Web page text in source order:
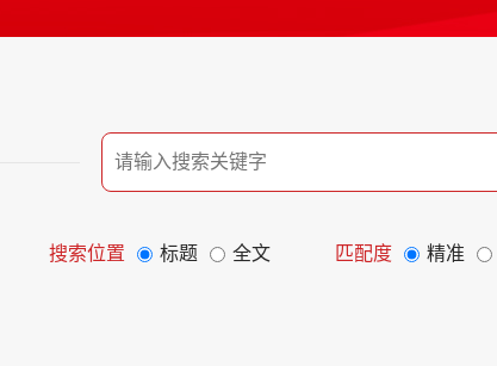
搜索位置 标题 全文 匹配度 精准